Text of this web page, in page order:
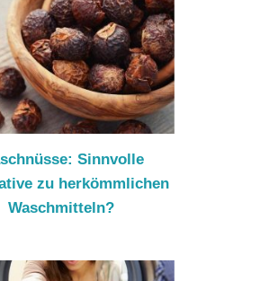
Sinnvolle
zu herkömmlichen
Waschmitteln?